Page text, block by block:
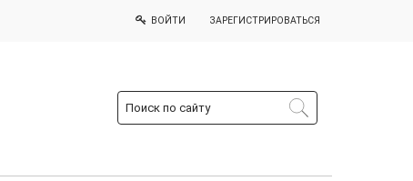
ВОЙТИ ЗАРЕГИСТРИРОВАТЬСЯ